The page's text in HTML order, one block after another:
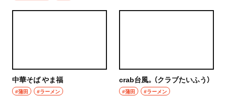
中華そば やま福
#蒲田 #ラーメン
crab台風。（クラブたいふう）
#蒲田 #ラーメン